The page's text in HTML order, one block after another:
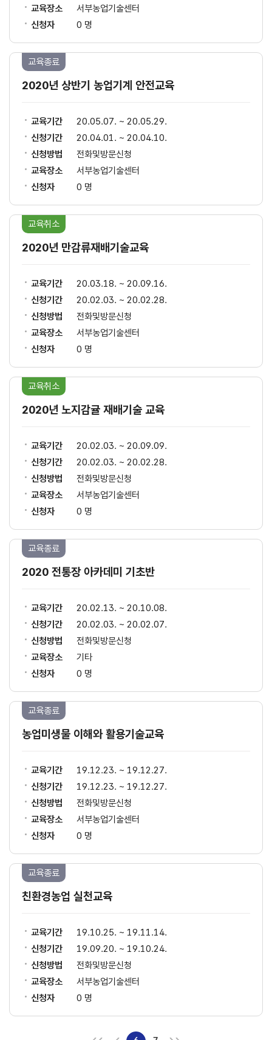
교육장소
서부농업기술센터
신청자
0 명
2020년 상반기 농업기계 안전교육
교육종료
교육기간
20.05.07. ~ 20.05.29.
신청기간
20.04.01. ~ 20.04.10.
신청방법
전화및방문신청
교육장소
서부농업기술센터
신청자
0 명
2020년 만감류재배기술교육
교육취소
교육기간
20.03.18. ~ 20.09.16.
신청기간
20.02.03. ~ 20.02.28.
신청방법
전화및방문신청
교육장소
서부농업기술센터
신청자
0 명
2020년 노지감귤 재배기술 교육
교육취소
교육기간
20.02.03. ~ 20.09.09.
신청기간
20.02.03. ~ 20.02.28.
신청방법
전화및방문신청
교육장소
서부농업기술센터
신청자
0 명
2020 전통장 아카데미 기초반
교육종료
교육기간
20.02.13. ~ 20.10.08.
신청기간
20.02.03. ~ 20.02.07.
신청방법
전화및방문신청
교육장소
기타
신청자
0 명
농업미생물 이해와 활용기술교육
교육종료
교육기간
19.12.23. ~ 19.12.27.
신청기간
19.12.23. ~ 19.12.27.
신청방법
전화및방문신청
교육장소
서부농업기술센터
신청자
0 명
친환경농업 실천교육
교육종료
교육기간
19.10.25. ~ 19.11.14.
신청기간
19.09.20. ~ 19.10.24.
신청방법
전화및방문신청
교육장소
서부농업기술센터
신청자
0 명